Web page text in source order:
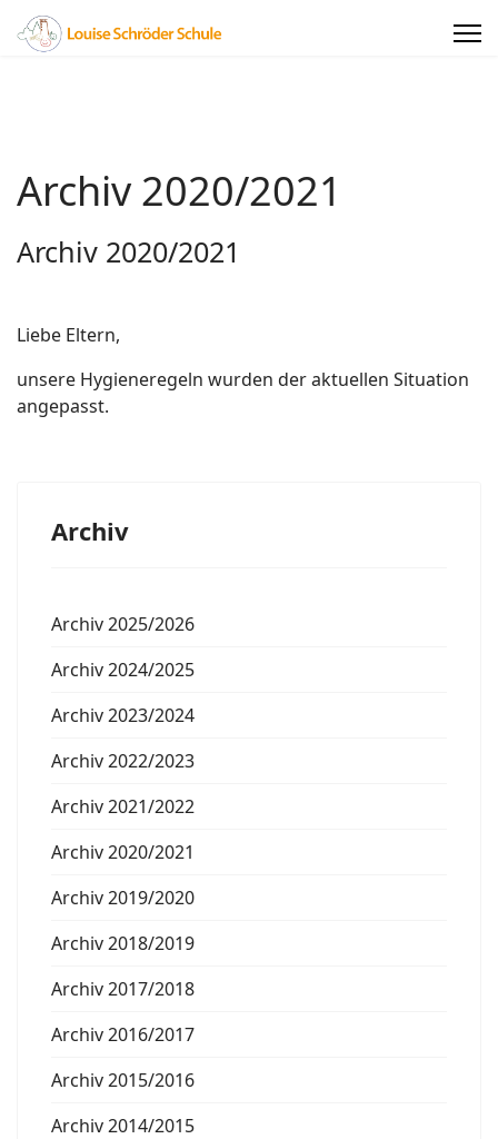
Archiv 2020/2021
Archiv 2020/2021
Liebe Eltern,
unsere Hygieneregeln wurden der aktuellen Situation
angepasst.
Archiv
Archiv 2025/2026
Archiv 2024/2025
Archiv 2023/2024
Archiv 2022/2023
Archiv 2021/2022
Archiv 2020/2021
Archiv 2019/2020
Archiv 2018/2019
Archiv 2017/2018
Archiv 2016/2017
Archiv 2015/2016
Archiv 2014/2015